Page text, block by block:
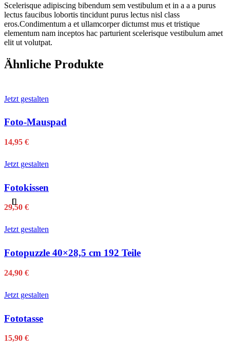
Scelerisque adipiscing bibendum sem vestibulum et in a a a purus
lectus faucibus lobortis tincidunt purus lectus nisl class
eros.Condimentum a et ullamcorper dictumst mus et tristique
elementum nam inceptos hac parturient scelerisque vestibulum amet
elit ut volutpat.
Ähnliche Produkte
Jetzt gestalten
Foto-Mauspad
14,95 €
Jetzt gestalten
Fotokissen
29,50 €
Jetzt gestalten
Fotopuzzle 40×28,5 cm 192 Teile
24,90 €
Jetzt gestalten
Fototasse
15,90 €